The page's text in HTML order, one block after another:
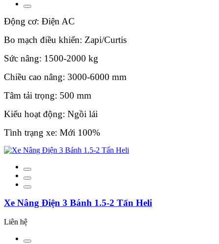
Động cơ: Điện AC
Bo mạch điều khiển: Zapi/Curtis
Sức nâng: 1500-2000 kg
Chiều cao nâng: 3000-6000 mm
Tâm tải trọng: 500 mm
Kiểu hoạt động: Ngồi lái
Tình trạng xe: Mới 100%
Xe Nâng Điện 3 Bánh 1.5-2 Tấn Heli
Liên hệ